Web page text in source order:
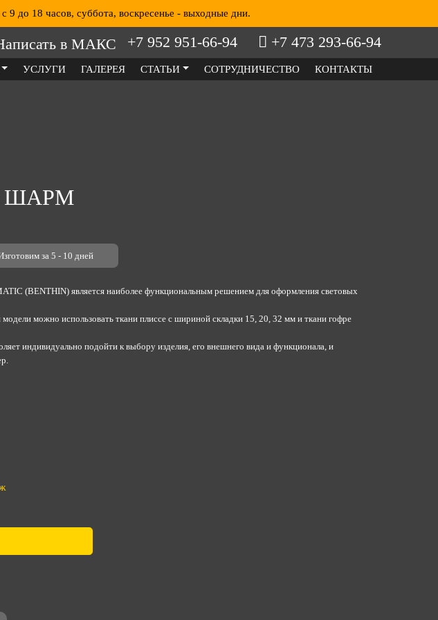
до 18 часов, суббота, воскресенье - выходные дни.
+7 952 951-66-94 +7 473 293-66-94
УСЛУГИ ГАЛЕРЕЯ СТАТЬИ СОТРУДНИЧЕСТВО КОНТАКТЫ
ШАРМ
за 5 - 10 дней
(BENTHIN) является наиболее функциональным решением для оформления световых
можно использовать ткани плиссе с шириной складки 15, 20, 32 мм и ткани гофре
индивидуально подойти к выбору изделия, его внешнего вида и функционала, и